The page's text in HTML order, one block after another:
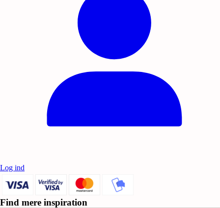
Log ind
Find mere inspiration